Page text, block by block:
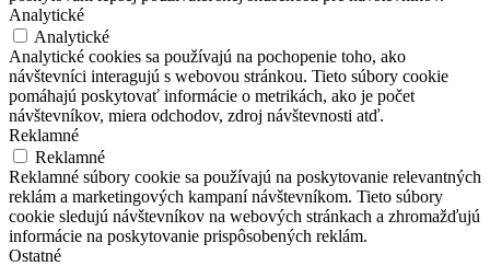
Analytické
Analytické
Analytické cookies sa používajú na pochopenie toho, ako
návštevníci interagujú s webovou stránkou. Tieto súbory cookie
pomáhajú poskytovať informácie o metrikách, ako je počet
návštevníkov, miera odchodov, zdroj návštevnosti atď.
Reklamné
Reklamné
Reklamné súbory cookie sa používajú na poskytovanie relevantných
reklám a marketingových kampaní návštevníkom. Tieto súbory
cookie sledujú návštevníkov na webových stránkach a zhromažďujú
informácie na poskytovanie prispôsobených reklám.
Ostatné